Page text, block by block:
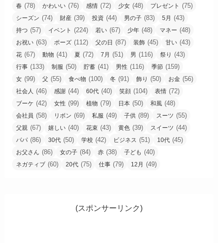
春 (78) かわいい (76) 感情 (72) 少女 (48) プレゼント (75)
シーズン (74) 財産 (39) 投資 (44) 男の子 (83) 5月 (43)
持つ (57) イベント (224) 若い (67) 少年 (48) マネー (48)
お祝い (63) ポーズ (112) 父の日 (87) 装飾 (45) 甘い (43)
花 (67) 動物 (41) 夏 (72) 7月 (51) 男 (116) 祭り (43)
行事 (133) 制服 (50) 貯蓄 (41) 男性 (116) 季節 (159)
女 (99) 父 (55) 食べ物 (100) 冬 (91) 飾り (50) お金 (56)
社会人 (46) 感謝 (44) 60代 (40) 笑顔 (104) 表情 (72)
ブーケ (42) 女性 (99) 植物 (79) 日本 (50) 和風 (48)
会社員 (58) リボン (69) 私服 (49) 子供 (89) スーツ (55)
父親 (67) 嬉しい (40) 花束 (43) 黄色 (39) スイーツ (44)
パパ (86) 30代 (50) 学校 (42) ビジネス (51) 10代 (45)
お父さん (86) 女の子 (84) 赤 (38) 子ども (40)
ネガティブ (60) 20代 (75) 仕事 (79) 12月 (49)
(スポンサーリンク)